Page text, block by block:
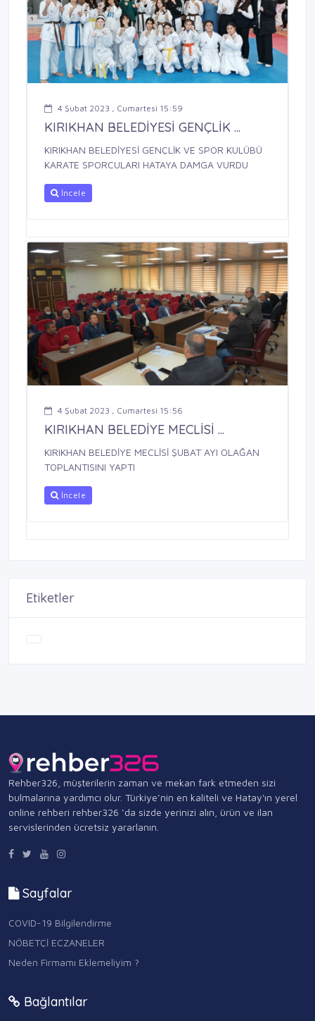
4 Şubat 2023 , Cumartesi 15:59
KIRIKHAN BELEDİYESİ GENÇLİK ...
KIRIKHAN BELEDİYESİ GENÇLİK VE SPOR KULÜBÜ
KARATE SPORCULARI HATAYA DAMGA VURDU
İncele
4 Şubat 2023 , Cumartesi 15:56
KIRIKHAN BELEDİYE MECLİSİ ...
KIRIKHAN BELEDİYE MECLİSİ ŞUBAT AYI OLAĞAN
TOPLANTISINI YAPTI
İncele
Etiketler
Rehber326, müşterilerin zaman ve mekan fark etmeden sizi
bulmalarına yardımcı olur. Türkiye’nin en kaliteli ve Hatay'ın yerel
online rehberi rehber326 ‘da sizde yerinizi alın, ürün ve ilan
servislerinden ücretsiz yararlanın.
Sayfalar
COVID-19 Bilgilendirme
NÖBETÇİ ECZANELER
Neden Firmamı Eklemeliyim ?
Bağlantılar